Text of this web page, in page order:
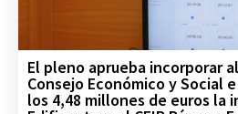
El pleno aprueba incorporar
Consejo Económico y Social
los 4,48 millones de euros la